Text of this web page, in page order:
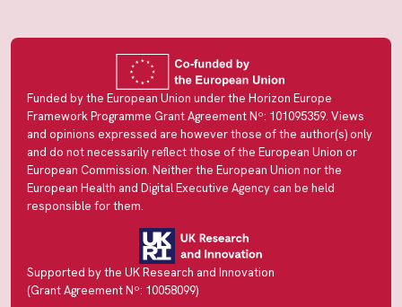
Funded by the European Union under the Horizon Europe
Framework Programme Grant Agreement Nº: 101095359. Views
and opinions expressed are however those of the author(s) only
and do not necessarily reflect those of the European Union or
European Commission. Neither the European Union nor the
European Health and Digital Executive Agency can be held
responsible for them.
Supported by the UK Research and Innovation
(Grant Agreement Nº: 10058099)